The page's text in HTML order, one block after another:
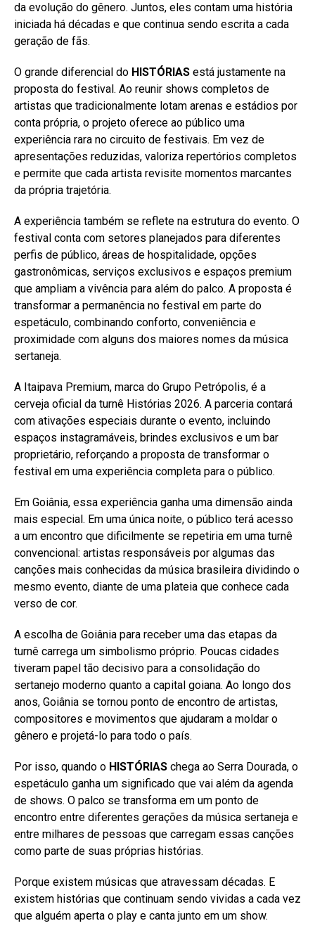
da evolução do gênero. Juntos, eles contam uma história
iniciada há décadas e que continua sendo escrita a cada
geração de fãs.
O grande diferencial do HISTÓRIAS está justamente na
proposta do festival. Ao reunir shows completos de
artistas que tradicionalmente lotam arenas e estádios por
conta própria, o projeto oferece ao público uma
experiência rara no circuito de festivais. Em vez de
apresentações reduzidas, valoriza repertórios completos
e permite que cada artista revisite momentos marcantes
da própria trajetória.
A experiência também se reflete na estrutura do evento. O
festival conta com setores planejados para diferentes
perfis de público, áreas de hospitalidade, opções
gastronômicas, serviços exclusivos e espaços premium
que ampliam a vivência para além do palco. A proposta é
transformar a permanência no festival em parte do
espetáculo, combinando conforto, conveniência e
proximidade com alguns dos maiores nomes da música
sertaneja.
A Itaipava Premium, marca do Grupo Petrópolis, é a
cerveja oficial da turnê Histórias 2026. A parceria contará
com ativações especiais durante o evento, incluindo
espaços instagramáveis, brindes exclusivos e um bar
proprietário, reforçando a proposta de transformar o
festival em uma experiência completa para o público.
Em Goiânia, essa experiência ganha uma dimensão ainda
mais especial. Em uma única noite, o público terá acesso
a um encontro que dificilmente se repetiria em uma turnê
convencional: artistas responsáveis por algumas das
canções mais conhecidas da música brasileira dividindo o
mesmo evento, diante de uma plateia que conhece cada
verso de cor.
A escolha de Goiânia para receber uma das etapas da
turnê carrega um simbolismo próprio. Poucas cidades
tiveram papel tão decisivo para a consolidação do
sertanejo moderno quanto a capital goiana. Ao longo dos
anos, Goiânia se tornou ponto de encontro de artistas,
compositores e movimentos que ajudaram a moldar o
gênero e projetá-lo para todo o país.
Por isso, quando o HISTÓRIAS chega ao Serra Dourada, o
espetáculo ganha um significado que vai além da agenda
de shows. O palco se transforma em um ponto de
encontro entre diferentes gerações da música sertaneja e
entre milhares de pessoas que carregam essas canções
como parte de suas próprias histórias.
Porque existem músicas que atravessam décadas. E
existem histórias que continuam sendo vividas a cada vez
que alguém aperta o play e canta junto em um show.